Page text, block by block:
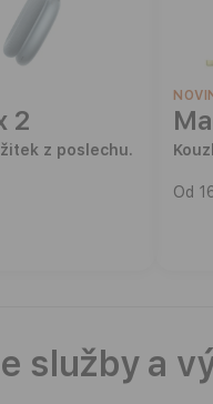
2
z poslechu.
Od
služby a